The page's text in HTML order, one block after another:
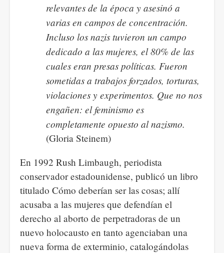
relevantes de la época y asesinó a
varias en campos de concentración.
Incluso los nazis tuvieron un campo
dedicado a las mujeres, el 80% de las
cuales eran presas políticas. Fueron
sometidas a trabajos forzados, torturas,
violaciones y experimentos. Que no nos
engañen: el feminismo es
completamente opuesto al nazismo.
(Gloria Steinem)
En 1992 Rush Limbaugh, periodista
conservador estadounidense, publicó un libro
titulado Cómo deberían ser las cosas; allí
acusaba a las mujeres que defendían el
derecho al aborto de perpetradoras de un
nuevo holocausto en tanto agenciaban una
nueva forma de exterminio, catalogándolas